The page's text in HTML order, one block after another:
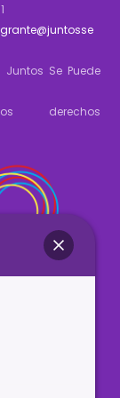
Se Puede
derechos